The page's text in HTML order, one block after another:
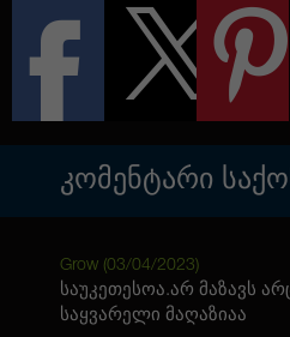
ვითარდება. მისი ეფექტი
გამოხატული ხდება გრილი
ᲙᲝᲛᲔᲜᲢᲐᲠᲘ
Grow (03/04/2023)
საუკეთესოა.არ მაზავს
საყვარელი მაღაზიაა